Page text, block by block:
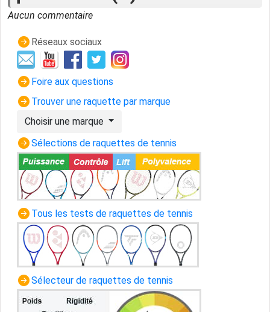
Aucun commentaire
Réseaux sociaux
Foire aux questions
Trouver une raquette par marque
Choisir une marque
Sélections de raquettes de tennis
Tous les tests de raquettes de tennis
Sélecteur de raquettes de tennis